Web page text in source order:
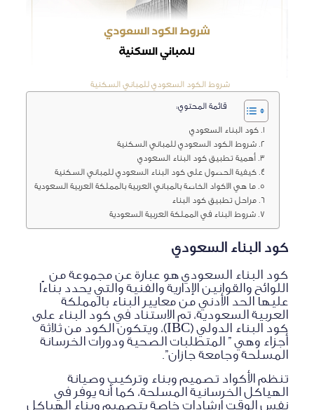
شروط الكود السعودي للمباني السكنية
قائمة المحتوي:
كود البناء السعودي
شروط الكود السعودي للمباني السكنية
أهمية تطبيق كود البناء السعودي
كيفية الحصول على كود البناء السعودي للمباني السكنية
ما هي الاكواد الخاصة بالمباني العربية بالمملكة العربية السعودية
مراحل تطبيق كود البناء
شروط البناء في المملكة العربية السعودية
كود البناء السعودي
كود البناء السعودي هو عبارة عن مجموعة من
اللوائح والقوانين الإدارية والفنية والتي يحدد بناءًا
عليها الحد الأدني من معايير البناء بالمملكة
العربية السعودية، تم الاستناد في كود البناء على
كود البناء الدولي (IBC)، ويتكون الكود من ثلاثة
أجزاء وهي ” المتطلبات الصحية ودورات الخرسانة
المسلحة وجامعة جازان”.
تنظم الأكواد تصميم وبناء وتركيب وصيانة
الهياكل الخرسانية المسلحة، كما أنه يوفر في
نفس الوقت إرشادات خاصة بتصميم وبناء الهياكل